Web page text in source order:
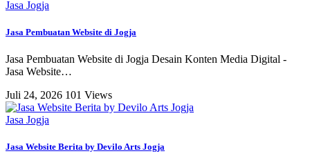
Jasa Jogja
Jasa Pembuatan Website di Jogja
Jasa Pembuatan Website di Jogja Desain Konten Media Digital -
Jasa Website…
Juli 24, 2026 101 Views
Jasa Jogja
Jasa Website Berita by Devilo Arts Jogja